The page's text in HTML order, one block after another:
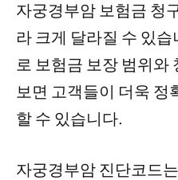
자궁경부암 보험금 청
라 크게 달라질 수 있
로 보험금 보장 범위와
보면 고객들이 더욱 정
할 수 있습니다.
자궁경부암 진단코드